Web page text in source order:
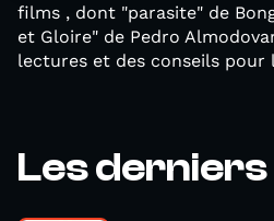
films , dont "parasite" de
et Gloire" de Pedro
lectures et des conseils pour
Les